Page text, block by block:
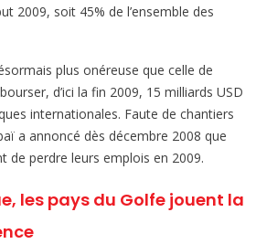
2009, soit 45% de l’ensemble des
plus onéreuse que celle de
d’ici la fin 2009, 15 milliards USD
internationales. Faute de chantiers
a annoncé dès décembre 2008 que
de perdre leurs emplois en 2009.
les pays du Golfe jouent la